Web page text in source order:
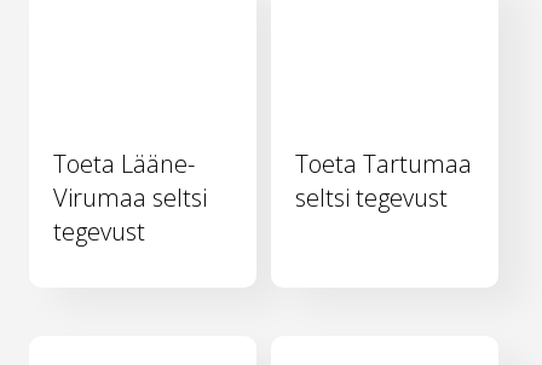
Toeta Lääne-
Virumaa seltsi
tegevust
Toeta Tartumaa
seltsi tegevust